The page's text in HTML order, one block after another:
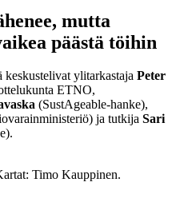
mutta
päästä töihin
keskustelivat ylitarkastaja Peter
ETNO,
(SustAgeable-hanke),
ja tutkija Sari
Timo Kauppinen.